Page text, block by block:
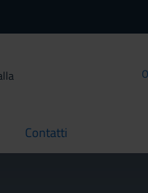
Contatti
current